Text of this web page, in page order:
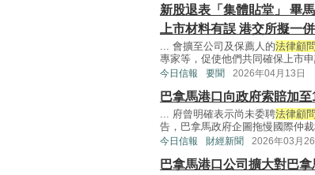
新股退表「集體貼堂」 畢
上市材料有誤 港交所擬一
... 會擴至公司及保薦人的法律顧問
專家等，促使他們共同確保上市
今日信報 要聞 2026年04月13日
巴拿馬港口向政府索賠加
... 府曾明確表示尚未委聘法律顧問
告，巴拿馬政府企圖拖慢國際仲
今日信報 財經新聞 2026年03月26
巴拿馬港口公司擴大對巴